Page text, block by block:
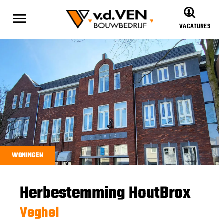
VACATURES
WONINGEN
Herbestemming HoutBrox
Veghel